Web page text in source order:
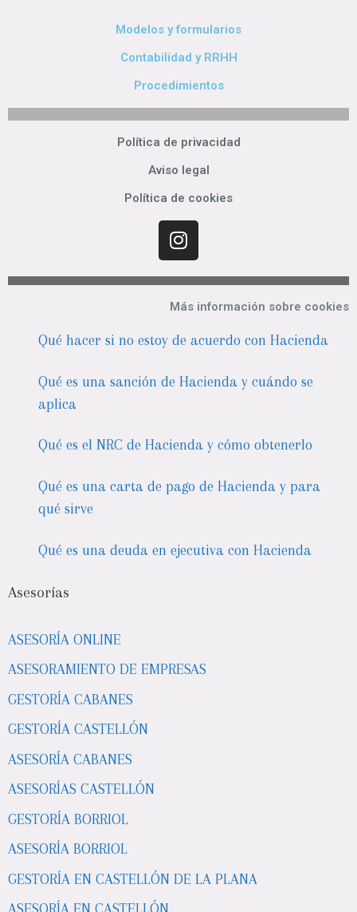
Modelos y formularios
Contabilidad y RRHH
Procedimientos
Política de privacidad
Aviso legal
Política de cookies
Más información sobre cookies
Qué hacer si no estoy de acuerdo con Hacienda
Qué es una sanción de Hacienda y cuándo se
aplica
Qué es el NRC de Hacienda y cómo obtenerlo
Qué es una carta de pago de Hacienda y para
qué sirve
Qué es una deuda en ejecutiva con Hacienda
Asesorías
ASESORÍA ONLINE
ASESORAMIENTO DE EMPRESAS
GESTORÍA CABANES
GESTORÍA CASTELLÓN
ASESORÍA CABANES
ASESORÍAS CASTELLÓN
GESTORÍA BORRIOL
ASESORÍA BORRIOL
GESTORÍA EN CASTELLÓN DE LA PLANA